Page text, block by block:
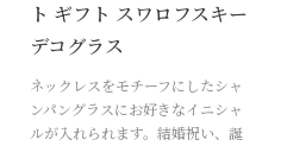
ト ギフト スワロフスキー
デコグラス
ネックレスをモチーフにしたシャ
ンパングラスにお好きなイニシャ
ルが入れられます。結婚祝い、誕